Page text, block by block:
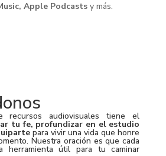
Apple Podcastsy más.
recursos audiovisuales tiene el
tu fe, profundizar en el estudio
para vivir una vida que honre
Nuestra oración es que cada
herramienta útil para tu caminar